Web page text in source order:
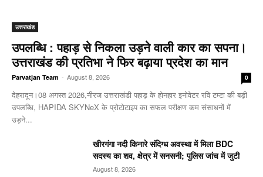
उत्तराखंड
उपलब्धि : पहाड़ से निकला उड़ने वाली कार का सपना।
उत्तराखंड की प्रतिभा ने फिर बढ़ाया प्रदेश का मान
Parvatjan Team - August 8, 2026 0
देहरादून।08 अगस्त 2026,नीरज उत्तराखंडी पहाड़ के होनहार इनोवेटर रवि टम्टा की बड़ी
उपलब्धि, HAPIDA SKYNeX के प्रोटोटाइप का सफल परीक्षण कम संसाधनों में
उड़ने...
खीरगंगा नदी किनारे संदिग्ध अवस्था में मिला BDC
सदस्य का शव, क्षेत्र में सनसनी; पुलिस जांच में जुटी
August 8, 2026